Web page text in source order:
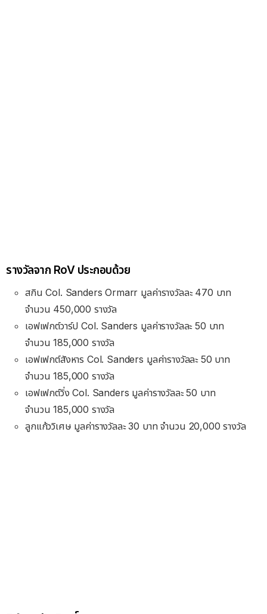
รางวัลจาก RoV ประกอบด้วย
สกิน Col. Sanders Ormarr มูลค่ารางวัลละ 470 บาท
จำนวน 450,000 รางวัล
เอฟเฟกต์วาร์ป Col. Sanders มูลค่ารางวัลละ 50 บาท
จำนวน 185,000 รางวัล
เอฟเฟกต์สังหาร Col. Sanders มูลค่ารางวัลละ 50 บาท
จำนวน 185,000 รางวัล
เอฟเฟกต์วิ่ง Col. Sanders มูลค่ารางวัลละ 50 บาท
จำนวน 185,000 รางวัล
ลูกแก้ววิเศษ มูลค่ารางวัลละ 30 บาท จำนวน 20,000 รางวัล